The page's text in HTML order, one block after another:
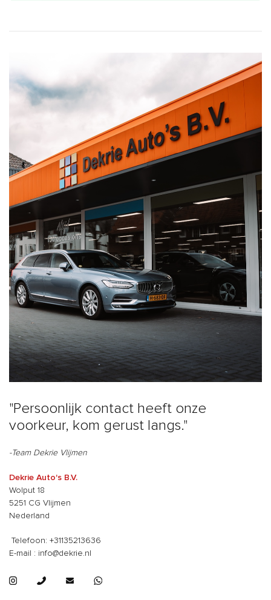
"Persoonlijk contact heeft onze
voorkeur, kom gerust langs."
-Team Dekrie Vlijmen
Dekrie Auto's B.V.
Wolput 18
5251 CG Vlijmen
Nederland
Telefoon: +31135213636
E-mail : info@dekrie.nl